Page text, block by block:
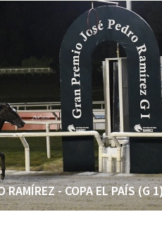
RAMÍREZ - COPA EL PAÍS (G